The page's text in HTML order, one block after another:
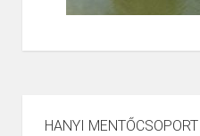
HANYI MENTŐCSOPORT